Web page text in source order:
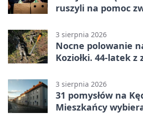
ruszyli na pomoc
3 sierpnia 2026
Nocne polowanie
Koziołki. 44-latek z
3 sierpnia 2026
31 pomysłów na
Mieszkańcy